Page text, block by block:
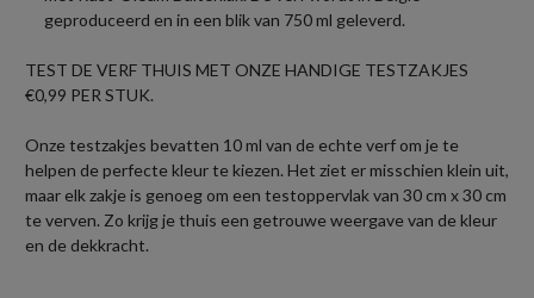
geproduceerd en in een blik van 750 ml geleverd.
TEST DE VERF THUIS MET ONZE HANDIGE TESTZAKJES
€0,99 PER STUK.
Onze testzakjes bevatten 10 ml van de echte verf om je te
helpen de perfecte kleur te kiezen. Het ziet er misschien klein uit,
maar elk zakje is genoeg om een testoppervlak van 30 cm x 30 cm
te verven. Zo krijg je thuis een getrouwe weergave van de kleur
en de dekkracht.